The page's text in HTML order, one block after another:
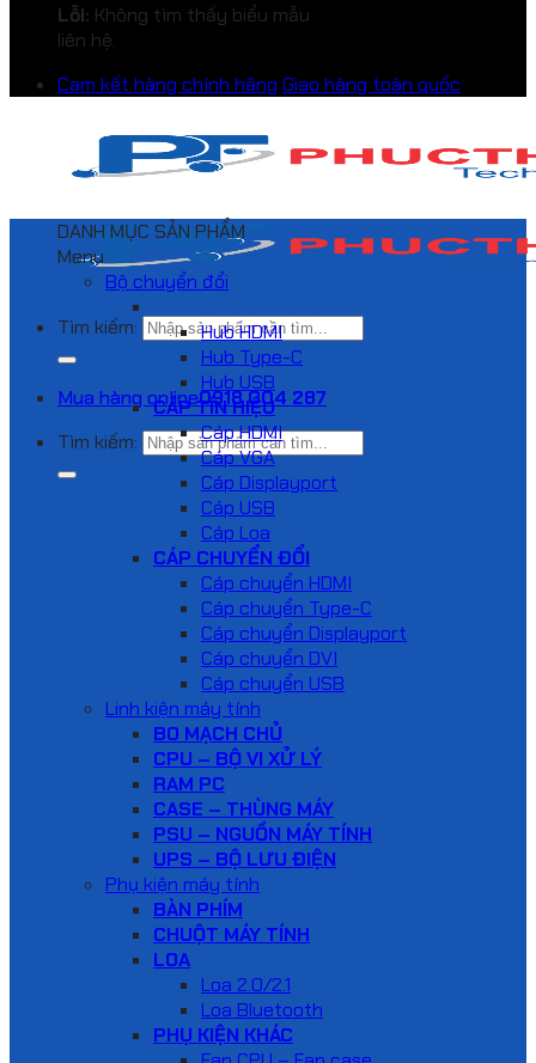
Lỗi: Không tìm thấy biểu mẫu
liên hệ.
Cam kết hàng chính hãng Giao hàng toàn quốc
Tìm kiếm:
Mua hàng online0918 004 287
Tìm kiếm:
DANH MỤC SẢN PHẨM
Menu
Bộ chuyển đổi
Hub HDMI
Hub Type-C
Hub USB
CÁP TÍN HIỆU
Cáp HDMI
Cáp VGA
Cáp Displayport
Cáp USB
Cáp Loa
CÁP CHUYỂN ĐỔI
Cáp chuyển HDMI
Cáp chuyển Type-C
Cáp chuyển Displayport
Cáp chuyển DVI
Cáp chuyển USB
Linh kiện máy tính
BO MẠCH CHỦ
CPU – BỘ VI XỬ LÝ
RAM PC
CASE – THÙNG MÁY
PSU – NGUỒN MÁY TÍNH
UPS – BỘ LƯU ĐIỆN
Phụ kiện máy tính
BÀN PHÍM
CHUỘT MÁY TÍNH
LOA
Loa 2.0/2.1
Loa Bluetooth
PHỤ KIỆN KHÁC